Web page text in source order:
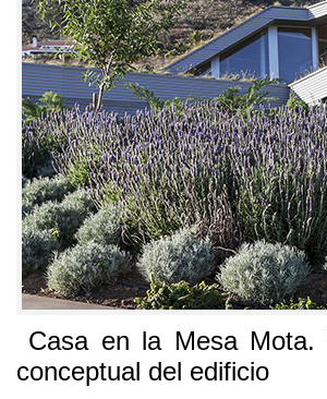
Casa en la Mesa Mota.
conceptual del edificio